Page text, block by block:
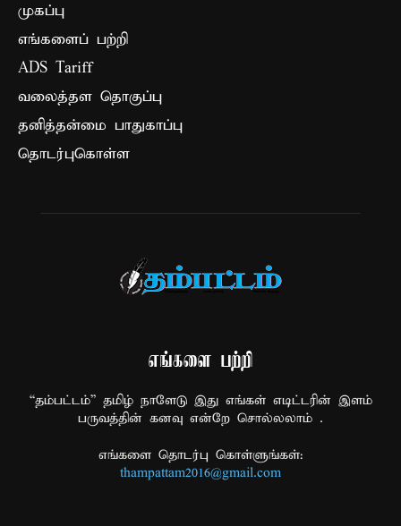
முகப்பு
எங்களைப் பற்றி
ADS Tariff
வலைத்தள தொகுப்பு
தனித்தன்மை பாதுகாப்பு
தொடர்புகொள்ள
எங்களை பற்றி
“தம்பட்டம்” தமிழ் நாளேடு இது எங்கள் எடிட்டரின் இளம்
பருவத்தின் கனவு என்றே சொல்லலாம் .
எங்களை தொடர்பு கொள்ளுங்கள்:
thampattam2016@gmail.com